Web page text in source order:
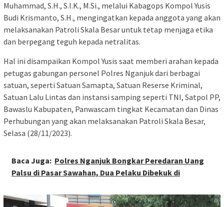
Muhammad, S.H., S.I.K., M.Si., melalui Kabagops Kompol Yusis
Budi Krismanto, S.H., mengingatkan kepada anggota yang akan
melaksanakan Patroli Skala Besar untuk tetap menjaga etika
dan berpegang teguh kepada netralitas.
Hal ini disampaikan Kompol Yusis saat memberi arahan kepada
petugas gabungan personel Polres Nganjuk dari berbagai
satuan, seperti Satuan Samapta, Satuan Reserse Kriminal,
Satuan Lalu Lintas dan instansi samping seperti TNI, Satpol PP,
Bawaslu Kabupaten, Panwascam tingkat Kecamatan dan Dinas
Perhubungan yang akan melaksanakan Patroli Skala Besar,
Selasa (28/11/2023).
Baca Juga: Polres Nganjuk Bongkar Peredaran Uang
Palsu di Pasar Sawahan, Dua Pelaku Dibekuk di